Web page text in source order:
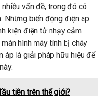
vấn đề, trong đó có
Những biến động điện áp
kiện điện tử nhạy cảm
hình máy tính bị cháy
áp là giải pháp hữu hiệu để
tiên trên thế giới?